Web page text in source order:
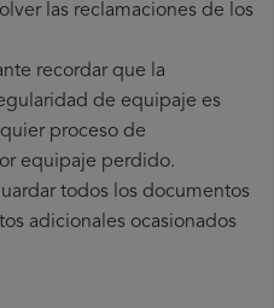
las reclamaciones de los
recordar que la
de equipaje es
proceso de
equipaje perdido.
todos los documentos
adicionales ocasionados